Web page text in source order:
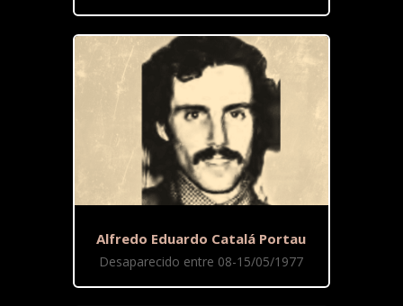
Alfredo Eduardo Catalá Portau
Desaparecido entre 08-15/05/1977